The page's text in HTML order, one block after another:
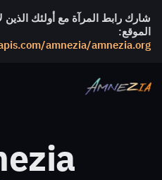
شارك رابط المرآة مع أولئك الذين
الموقع:
amnezia/amnezia.org